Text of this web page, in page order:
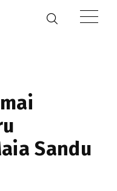
Sandu